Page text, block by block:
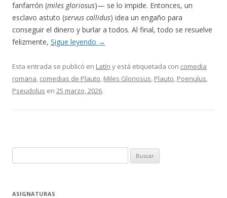
fanfarrón (miles gloriosus)— se lo impide. Entonces, un
esclavo astuto (servus callidus) idea un engaño para
conseguir el dinero y burlar a todos. Al final, todo se resuelve
felizmente, Sigue leyendo →
Esta entrada se publicó en Latín y está etiquetada con comedia
romana, comedias de Plauto, Miles Gloriosus, Plauto, Poenulus,
Pseudolus en 25 marzo, 2026.
ASIGNATURAS